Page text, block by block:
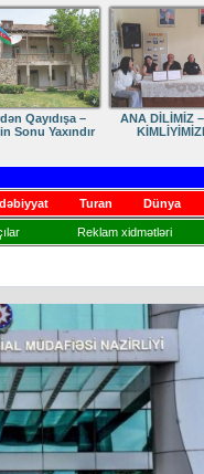
Qayıdışa –
Sonu Yaxındır
ANA DİLİMİZ
Turan Dünya
Reklam xidmətləri